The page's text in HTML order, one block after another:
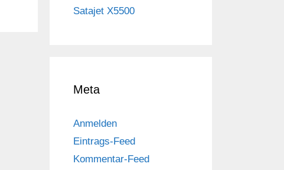
Satajet X5500
Meta
Anmelden
Eintrags-Feed
Kommentar-Feed